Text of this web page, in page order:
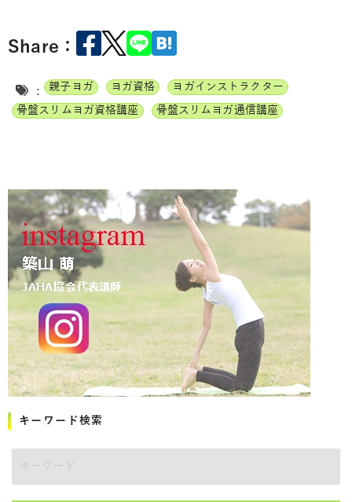
Share：
: 親子ヨガ ヨガ資格
ヨガインストラクター
骨盤スリムヨガ資格講座
骨盤スリムヨガ通信講座
キーワード検索